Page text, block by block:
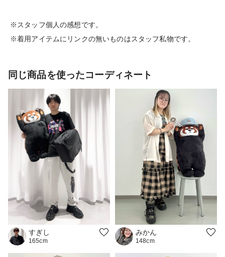
※スタッフ個人の感想です。
※着用アイテムにリンクの無いものはスタッフ私物です。
同じ商品を使ったコーディネート
すぎし
165cm
みかん
148cm